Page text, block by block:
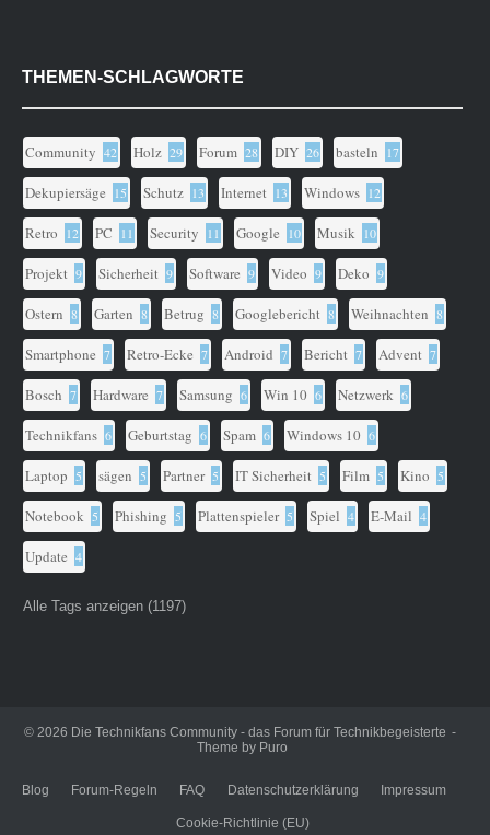
THEMEN-SCHLAGWORTE
Community 42 Holz 29 Forum 28 DIY 26 basteln 17
Dekupiersäge 15 Schutz 13 Internet 13 Windows 12
Retro 12 PC 11 Security 11 Google 10 Musik 10
Projekt 9 Sicherheit 9 Software 9 Video 9 Deko 9
Ostern 8 Garten 8 Betrug 8 Googlebericht 8 Weihnachten 8
Smartphone 7 Retro-Ecke 7 Android 7 Bericht 7 Advent 7
Bosch 7 Hardware 7 Samsung 6 Win 10 6 Netzwerk 6
Technikfans 6 Geburtstag 6 Spam 6 Windows 10 6
Laptop 5 sägen 5 Partner 5 IT Sicherheit 5 Film 5 Kino 5
Notebook 5 Phishing 5 Plattenspieler 5 Spiel 4 E-Mail 4
Update 4
Alle Tags anzeigen (1197)
© 2026 Die Technikfans Community - das Forum für Technikbegeisterte
Theme by Puro
Blog Forum-Regeln FAQ Datenschutzerklärung Impressum
Cookie-Richtlinie (EU)